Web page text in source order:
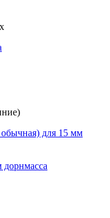
для 15 мм